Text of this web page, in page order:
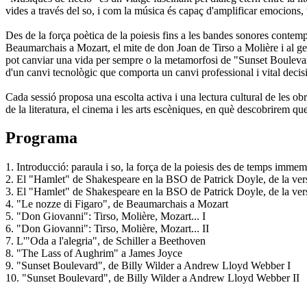
vides a través del so, i com la música és capaç d'amplificar
Des de la força poètica de la poiesis fins a les bandes sonores
Beaumarchais a Mozart, el mite de don Joan de Tirso a Molière i al
pot canviar una vida per sempre o la metamorfosi de "Sunset
d'un canvi tecnològic que comporta un canvi professional i vital
Cada sessió proposa una escolta activa i una lectura cultural de les
de la literatura, el cinema i les arts escèniques, en què descobrirem
Programa
1. Introducció: paraula i so, la força de la poiesis des de temps
2. El "Hamlet" de Shakespeare en la BSO de Patrick Doyle, de la
3. El "Hamlet" de Shakespeare en la BSO de Patrick Doyle, de la
4. "Le nozze di Figaro", de Beaumarchais a Mozart
5. "Don Giovanni": Tirso, Molière, Mozart... I
6. "Don Giovanni": Tirso, Molière, Mozart... II
7. L'"Oda a l'alegria", de Schiller a Beethoven
8. "The Lass of Aughrim" a James Joyce
9. "Sunset Boulevard", de Billy Wilder a Andrew Lloyd Webber I
10. "Sunset Boulevard", de Billy Wilder a Andrew Lloyd Webber II